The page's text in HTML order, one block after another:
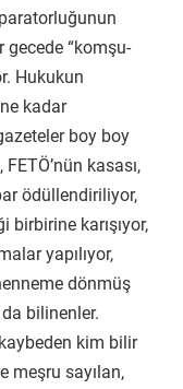
gecede “komşu-
Hukukun
kadar
boy boy
kasası,
ödüllendiriliyor,
karışıyor,
yapılıyor,
dönmüş
bilinenler.
kim bilir
meşru sayılan,